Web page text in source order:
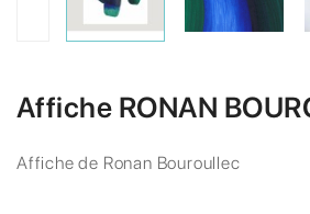
Affiche RONAN
Affiche de Ronan Bouroullec